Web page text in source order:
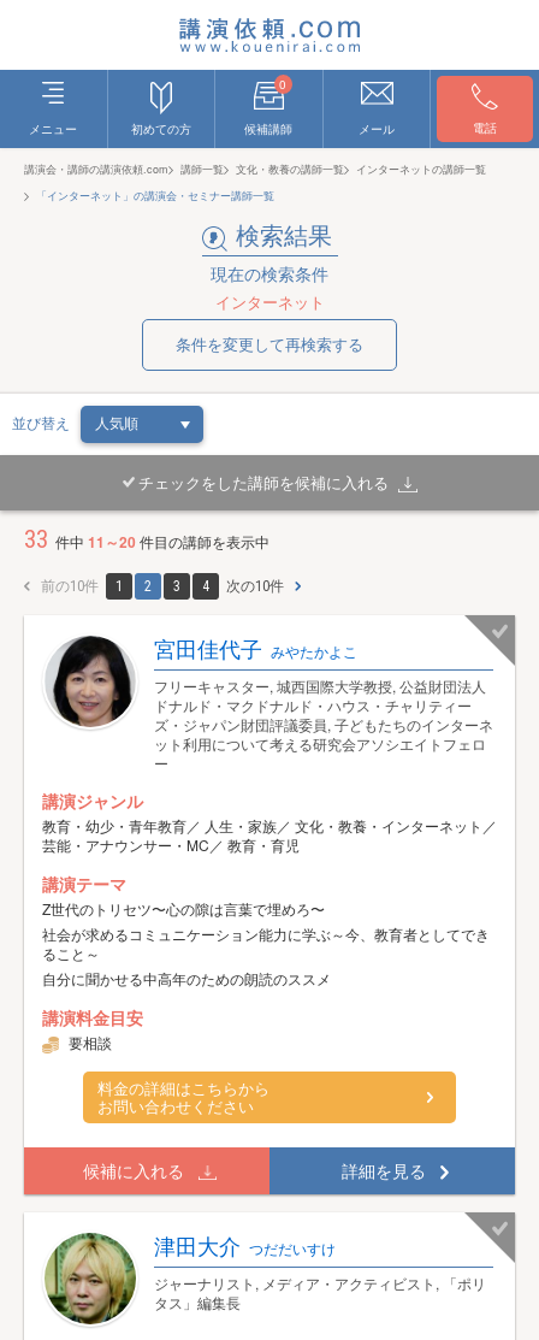
メニュー 初めての方
0
候補講師 メール 電話
講演会・講師の講演依頼.com 講師一覧 文化・教養の講師一覧
インターネットの講師一覧
「インターネット」の講演会・セミナー講師一覧
検索結果
現在の検索条件
インターネット
条件を変更して再検索する
並び替え
チェックをした講師を候補に入れる
33 件中 11～20件目の講師を表示中
前の10件 1 2 3 4 次の10件
宮田佳代子 みやたかよこ
フリーキャスター, 城西国際大学教授, 公益財団法人
ドナルド・マクドナルド・ハウス・チャリティー
ズ・ジャパン財団評議委員, 子どもたちのインターネ
ット利用について考える研究会アソシエイトフェロ
ー
講演ジャンル
教育・幼少・青年教育／ 人生・家族／ 文化・教養・インターネット／
芸能・アナウンサー・MC／ 教育・育児
講演テーマ
Z世代のトリセツ〜心の隙は言葉で埋めろ〜
社会が求めるコミュニケーション能力に学ぶ～今、教育者としてでき
ること～
自分に聞かせる中高年のための朗読のススメ
講演料金目安
要相談
料金の詳細はこちらから
お問い合わせください
候補に入れる 詳細を見る
津田大介 つだだいすけ
ジャーナリスト, メディア・アクティビスト, 「ポリ
タス」編集長